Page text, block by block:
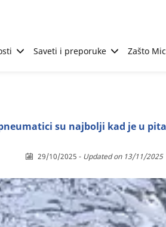
Saveti i preporuke Zašto
su najbolji kad je u
29/10/2025 - Updated on 13/11/2025